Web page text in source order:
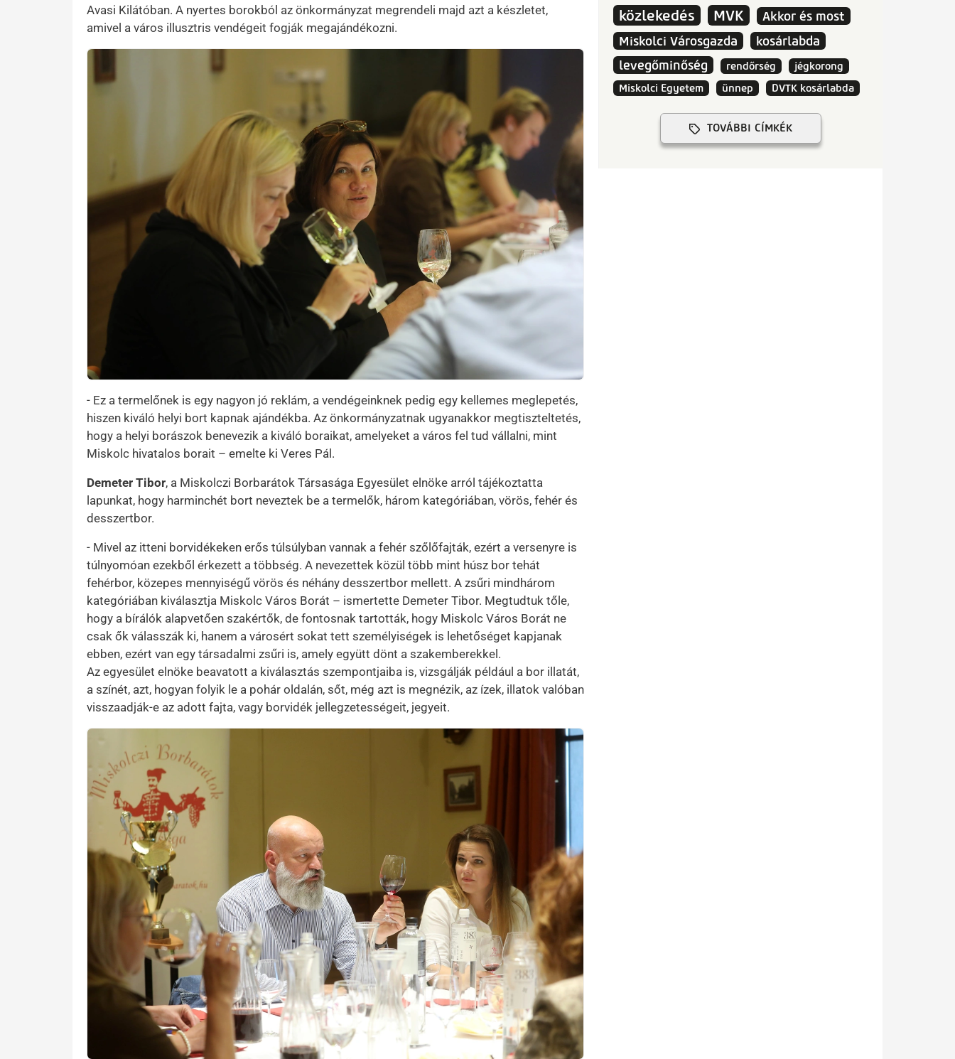
Avasi Kilátóban. A nyertes borokból az önkormányzat megrendeli majd azt a készletet,
amivel a város illusztris vendégeit fogják megajándékozni.
Kép
- Ez a termelőnek is egy nagyon jó reklám, a vendégeinknek pedig egy kellemes meglepetés,
hiszen kiváló helyi bort kapnak ajándékba. Az önkormányzatnak ugyanakkor megtiszteltetés,
hogy a helyi borászok benevezik a kiváló boraikat, amelyeket a város fel tud vállalni, mint
Miskolc hivatalos borait – emelte ki Veres Pál.
Demeter Tibor, a Miskolczi Borbarátok Társasága Egyesület elnöke arról tájékoztatta
lapunkat, hogy harminchét bort neveztek be a termelők, három kategóriában, vörös, fehér és
desszertbor.
- Mivel az itteni borvidékeken erős túlsúlyban vannak a fehér szőlőfajták, ezért a versenyre is
túlnyomóan ezekből érkezett a többség. A nevezettek közül több mint húsz bor tehát
fehérbor, közepes mennyiségű vörös és néhány desszertbor mellett. A zsűri mindhárom
kategóriában kiválasztja Miskolc Város Borát – ismertette Demeter Tibor. Megtudtuk tőle,
hogy a bírálók alapvetően szakértők, de fontosnak tartották, hogy Miskolc Város Borát ne
csak ők válasszák ki, hanem a városért sokat tett személyiségek is lehetőséget kapjanak
ebben, ezért van egy társadalmi zsűri is, amely együtt dönt a szakemberekkel.
Az egyesület elnöke beavatott a kiválasztás szempontjaiba is, vizsgálják például a bor illatát,
a színét, azt, hogyan folyik le a pohár oldalán, sőt, még azt is megnézik, az ízek, illatok valóban
visszaadják-e az adott fajta, vagy borvidék jellegzetességeit, jegyeit.
Kép
közlekedés MVK
Akkor és most
Miskolci Városgazda
kosárlabda
levegőminőség
rendőrség
jégkorong
Miskolci Egyetem
ünnep DVTK kosárlabda
TOVÁBBI CÍMKÉK